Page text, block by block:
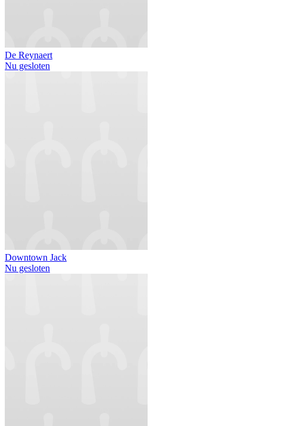
De Reynaert
Nu gesloten
Downtown Jack
Nu gesloten